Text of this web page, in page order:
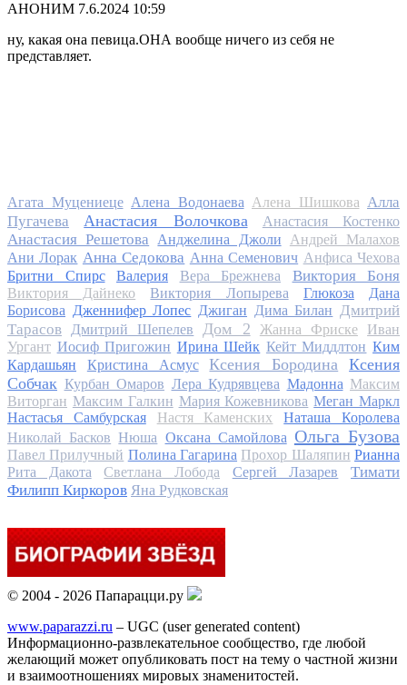
АНОНИМ 7.6.2024 10:59
ну, какая она певица.ОНА вообще ничего из себя не
представляет.
Агата Муцениеце Алена Водонаева Алена Шишкова Алла
Пугачева
Анастасия Волочкова Анастасия Костенко
Анастасия Решетова Анджелина Джоли Андрей Малахов
Ани Лорак Анна Седокова Анна Семенович Анфиса Чехова
Бритни Спирс
Валерия Вера Брежнева Виктория Боня
Виктория Дайнеко Виктория Лопырева Глюкоза
Дана
Борисова Дженнифер Лопес Джиган Дима Билан Дмитрий
Тарасов Дмитрий Шепелев Дом 2 Жанна Фриске
Иван
Ургант Иосиф Пригожин Ирина Шейк Кейт Миддлтон Ким
Кардашьян
Кристина Асмус Ксения Бородина
Ксения
Собчак Курбан Омаров Лера Кудрявцева Мадонна Максим
Виторган Максим Галкин Мария Кожевникова Меган Маркл
Настасья Самбурская
Настя Каменских
Наташа Королева
Николай Басков Нюша Оксана Самойлова Ольга Бузова
Павел Прилучный Полина Гагарина Прохор Шаляпин Рианна
Рита Дакота
Светлана Лобода Сергей Лазарев
Тимати
Филипп Киркоров Яна Рудковская
© 2004 - 2026 Папарацци.ру
www.paparazzi.ru – UGC (user generated content)
Информационно-развлекательное сообщество, где любой
желающий может опубликовать пост на тему о частной жизни
и взаимоотношениях мировых знаменитостей.